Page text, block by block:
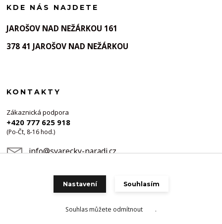
KDE NÁS NAJDETE
JAROŠOV NAD NEŽÁRKOU 161
378 41 JAROŠOV NAD NEŽÁRKOU
KONTAKTY
Zákaznická podpora
+420 777 625 918
(Po-Čt, 8-16 hod.)
info@svarecky-naradi.cz
Vytvořeno na Eshop-rychle.cz
Nastavení Souhlasím
Souhlas můžete odmítnout .